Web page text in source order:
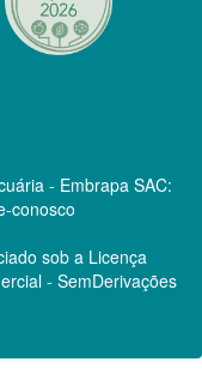
- Embrapa SAC:
conosco
sob a Licença
- SemDerivações